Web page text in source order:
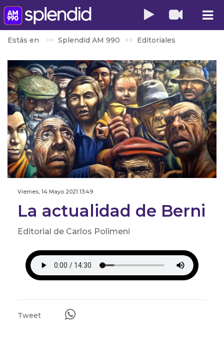
Estás en Splendid AM 990 Editoriales
Viernes, 14 Mayo 2021 13:49
La actualidad de Berni
Editorial de Carlos Polimeni
Tweet